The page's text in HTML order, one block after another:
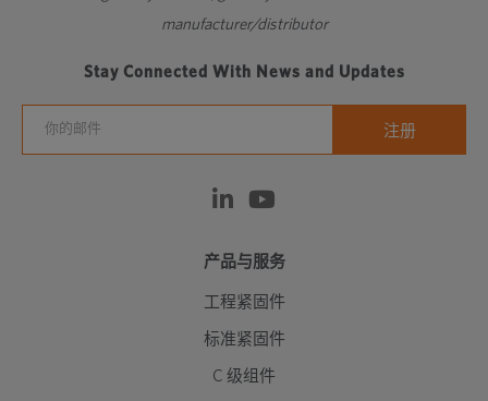
细牙螺纹
manufacturer/distributor
Stay Connected With News and Updates
产品与服务
工程紧固件
标准紧固件
C 级组件